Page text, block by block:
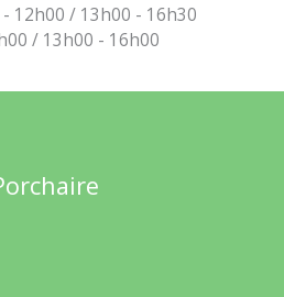
12h00 / 13h00 - 16h30
/ 13h00 - 16h00